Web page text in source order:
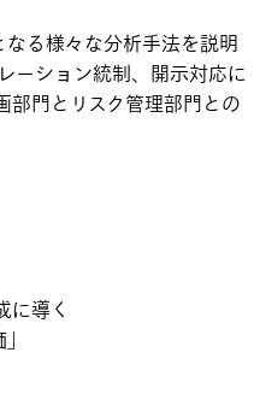
る様々な分析手法を説明
ーション統制、開示対応に
部門とリスク管理部門との
導く